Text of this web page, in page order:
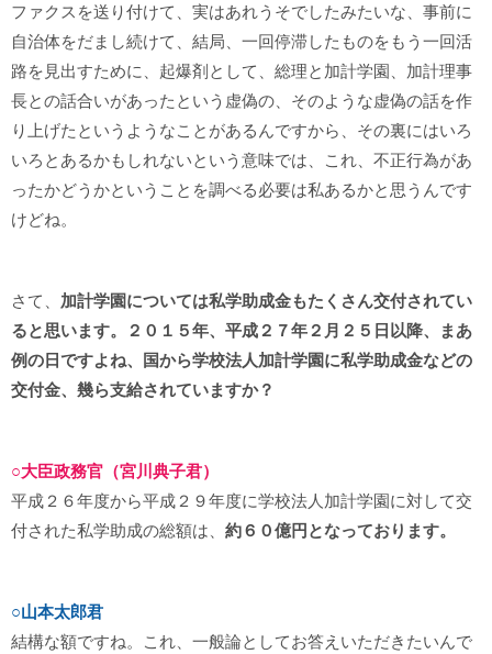
ファクスを送り付けて、実はあれうそでしたみたいな、事前に
自治体をだまし続けて、結局、一回停滞したものをもう一回活
路を見出すために、起爆剤として、総理と加計学園、加計理事
長との話合いがあったという虚偽の、そのような虚偽の話を作
り上げたというようなことがあるんですから、その裏にはいろ
いろとあるかもしれないという意味では、これ、不正行為があ
ったかどうかということを調べる必要は私あるかと思うんです
けどね。
さて、 加計学園については私学助成金もたくさん交付されてい
ると思います。２０１５年、平成２７年２月２５日以降、まあ
例の日ですよね、国から学校法人加計学園に私学助成金などの
交付金、幾ら支給されていますか？
○大臣政務官（宮川典子君）
平成２６年度から平成２９年度に学校法人加計学園に対して交
付された私学助成の総額は、 約６０億円となっております。
○山本太郎君
結構な額ですね。これ、一般論としてお答えいただきたいんで